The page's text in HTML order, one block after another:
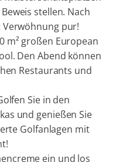
stellen. Nach
pur!
m² großen European
Den Abend können
Restaurants und
Sie in den
und genießen Sie
Golfanlagen mit
ein und los